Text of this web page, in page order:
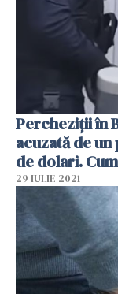
Percheziţii în
acuzată de
de dolari.
29 IULIE 2021